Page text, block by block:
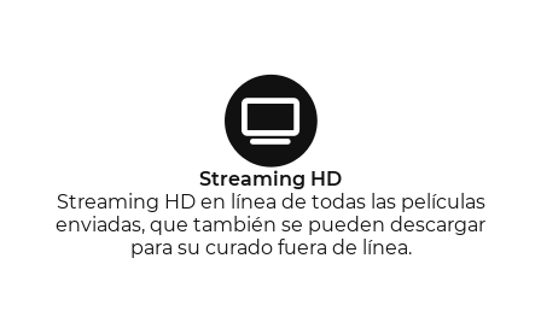
Streaming HD
Streaming HD en línea de todas las películas
enviadas, que también se pueden descargar
para su curado fuera de línea.